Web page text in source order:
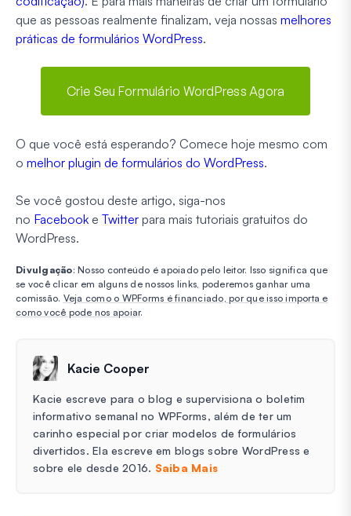
que as pessoas realmente finalizam, veja nossas melhores
práticas de formulários WordPress.
Crie Seu Formulário WordPress Agora
O que você está esperando? Comece hoje mesmo com
o melhor plugin de formulários do WordPress.
Se você gostou deste artigo, siga-nos
no Facebook e Twitter para mais tutoriais gratuitos do
WordPress.
Divulgação: Nosso conteúdo é apoiado pelo leitor. Isso significa que
se você clicar em alguns de nossos links, poderemos ganhar uma
comissão. Veja como o WPForms é financiado, por que isso importa e
como você pode nos apoiar.
Kacie Cooper
Kacie escreve para o blog e supervisiona o boletim
informativo semanal no WPForms, além de ter um
carinho especial por criar modelos de formulários
divertidos. Ela escreve em blogs sobre WordPress e
sobre ele desde 2016. Saiba Mais